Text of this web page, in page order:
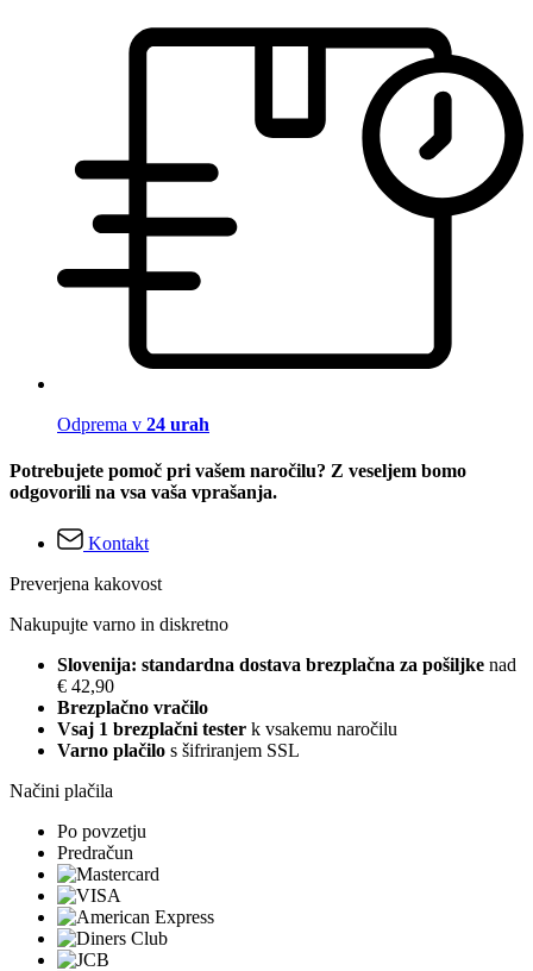
Odprema v 24 urah
Potrebujete pomoč pri vašem naročilu? Z veseljem bomo
odgovorili na vsa vaša vprašanja.
Kontakt
Preverjena kakovost
Nakupujte varno in diskretno
Slovenija: standardna dostava brezplačna za pošiljke nad
€ 42,90
Brezplačno vračilo
Vsaj 1 brezplačni tester k vsakemu naročilu
Varno plačilo s šifriranjem SSL
Načini plačila
Po povzetju
Predračun